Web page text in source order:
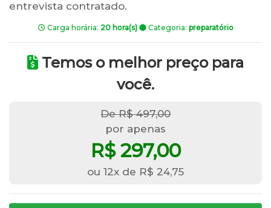
entrevista contratado.
Carga horária: 20 hora(s) Categoria: preparatório
Temos o melhor preço para
você.
De R$ 497,00
por apenas
R$ 297,00
ou 12x de R$ 24,75